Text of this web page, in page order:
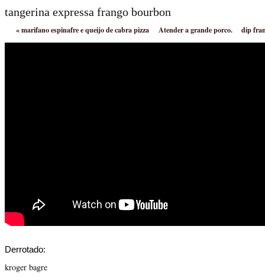
tangerina expressa frango bourbon
«marifano espinafre e queijo de cabra pizza Atender a grande porco. dip
Derrotado:
kroger bagre